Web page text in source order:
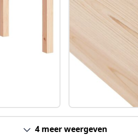
4 meer weergeven